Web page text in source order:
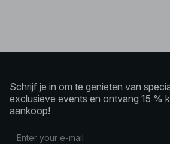
Schrijf je in om te genieten van
exclusieve events en ontvang 15 %
aankoop!